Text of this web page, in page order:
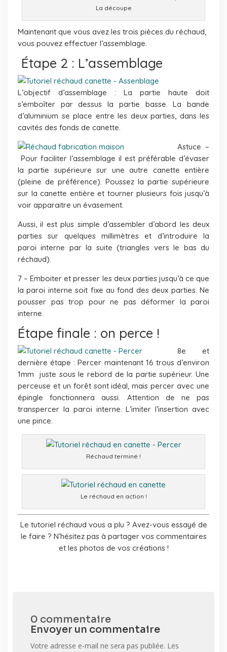
La découpe
Maintenant que vous avez les trois pièces du réchaud,
vous pouvez effectuer l’assemblage.
Étape 2 : L’assemblage
L’objectif d’assemblage : La partie haute doit
s’emboîter par dessus la partie basse. La bande
d’aluminium se place entre les deux parties, dans les
cavités des fonds de canette.
Astuce –
Pour faciliter l’assemblage il est préférable d’évaser
la partie supérieure sur une autre canette entière
(pleine de préférence). Poussez la partie supérieure
sur la canette entière et tourner plusieurs fois jusqu’à
voir apparaitre un évasement.
Aussi, il est plus simple d’assembler d’abord les deux
parties sur quelques millimètres et d’introduire la
paroi interne par la suite (triangles vers le bas du
réchaud).
7 – Emboiter et presser les deux parties jusqu’à ce que
la paroi interne soit fixe au fond des deux parties. Ne
pousser pas trop pour ne pas déformer la paroi
interne.
Étape finale : on perce !
8e et
dernière étape : Percer maintenant 16 trous d’environ
1mm juste sous le rebord de la partie supérieur. Une
perceuse et un forêt sont idéal, mais percer avec une
épingle fonctionnera aussi. Attention de ne pas
transpercer la paroi interne. L’imiter l’insertion avec
une pince.
Réchaud terminé !
Le réchaud en action !
Le tutoriel réchaud vous a plu ? Avez-vous essayé de
le faire ? N’hésitez pas à partager vos commentaires
et les photos de vos créations !
0 commentaire
Envoyer un commentaire
Votre adresse e-mail ne sera pas publiée. Les